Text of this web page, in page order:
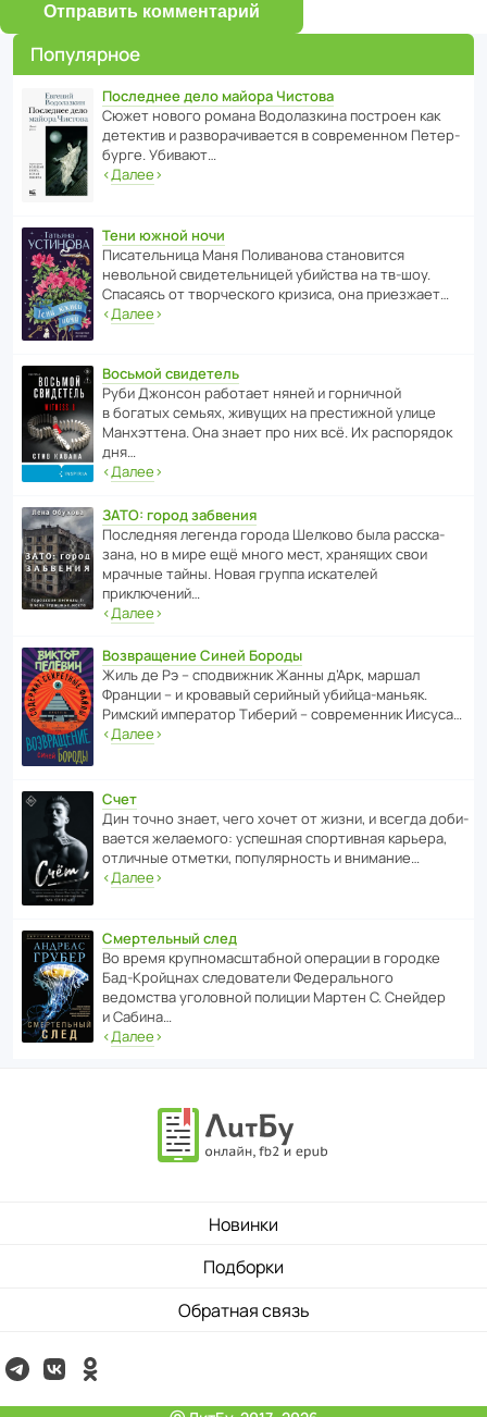
Отправить комментарий
Популярное
Последнее дело майора Чистова
Сюжет нового романа Водо­ла­з­кина пост­роен как
дете­ктив и разво­ра­чи­ва­ется в совре­менном Пете­р­
бурге. Убивают…
‹Далее›
Тени южной ночи
Писа­тель­ница Маня Поли­ва­нова стано­вится
невольной свиде­тель­ницей убийства на тв-шоу.
Спасаясь от твор­че­с­кого кризиса, она приезжает…
‹Далее›
Восьмой свидетель
Руби Джонсон рабо­тает няней и горни­чной
в богатых семьях, живущих на прес­ти­жной улице
Манх­эт­тена. Она знает про них всё. Их распо­рядок
дня…
‹Далее›
ЗАТО: город забвения
После­дняя легенда города Шелково была расска­
зана, но в мире ещё много мест, хранящих свои
мрачные тайны. Новая группа иска­телей
приключений…
‹Далее›
Возвращение Синей Бороды
Жиль де Рэ – спод­ви­жник Жанны д’Арк, маршал
Франции – и кровавый серийный убийца-маньяк.
Римский импе­ратор Тиберий – совре­менник Иисуса…
‹Далее›
Счет
Дин точно знает, чего хочет от жизни, и всегда доби­
ва­ется жела­е­мого: успе­шная спор­ти­вная карьера,
отли­чные отметки, попу­ля­р­ность и внимание…
‹Далее›
Смертельный след
Во время круп­но­мас­ш­та­бной операции в городке
Бад‑Крой­цнах следо­ва­тели Феде­раль­ного
ведомства уголо­вной полиции Мартен С. Снейдер
и Сабина…
‹Далее›
Новинки
Подборки
Обратная связь